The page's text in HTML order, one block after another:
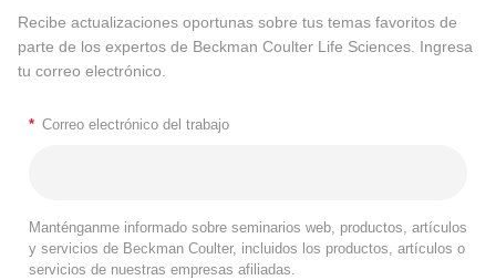
Recibe actualizaciones oportunas sobre tus temas favoritos de
parte de los expertos de Beckman Coulter Life Sciences. Ingresa
tu correo electrónico.
* Correo electrónico del trabajo
Manténganme informado sobre seminarios web, productos, artículos
y servicios de Beckman Coulter, incluidos los productos, artículos o
servicios de nuestras empresas afiliadas.